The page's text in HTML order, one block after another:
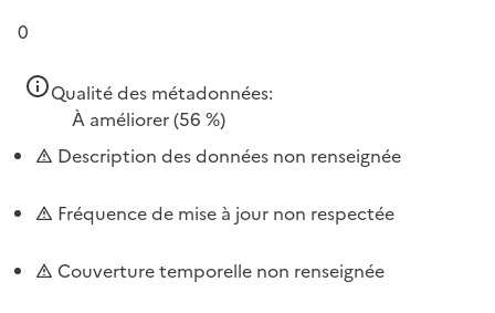
0
Qualité des métadonnées:
À améliorer(56 %)
Description des données non renseignée
Fréquence de mise à jour non respectée
Couverture temporelle non renseignée